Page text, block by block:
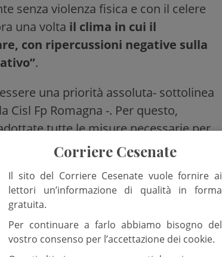
senza violenza fisica e con il celere
una volta il clima in cui il
con ripercussioni negative sulla
.
una priorità assoluta- sottolinea
Cisl Fp Romagna -. Per questo,
tutte le misure necessarie per
e tempestivo portando
contro le aggressioni nei confronti
dell’utenza nel
Corriere Cesenate
Il sito del Corriere Cesenate vuole fornire ai
lettori un’informazione di qualità in forma
gratuita.
Per continuare a farlo abbiamo bisogno del
vostro consenso per l’accettazione dei cookie.